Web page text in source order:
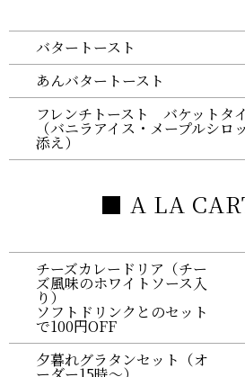
バタートースト
あんバタートースト
フレンチトースト バケットタ
（バニラアイス・メープルシロ
添え）
■ A LA
チーズカレードリア（チー
ズ風味のホワイトソース入
り）
ソフトドリンクとのセット
で100円OFF
夕暮れグラタンセット（オ